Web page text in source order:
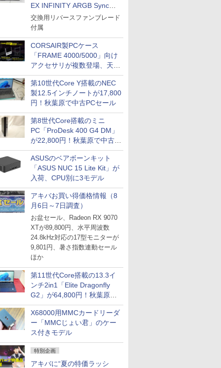
EX INFINITY ARGB Sync」
に単品パッケージ
交換用リバースファンブレード
付属
CORSAIR製PCケース
「FRAME 4000/5000」向け
アクセサリが複数登場、天然
木製パネルや背面コネクタ対
応トレイなど
第10世代Core Y搭載のNEC
製12.5インチノートが17,800
円！秋葉原で中古PCセール
第8世代Core搭載のミニ
PC「ProDesk 400 G4 DM」
が22,800円！秋葉原で中古
PCセール
ASUSのベアボーンキット
「ASUS NUC 15 Lite Kit」が
入荷、CPU別に3モデル
アキバお買い得価格情報（8
月6日～7日調査）
お盆セール、Radeon RX 9070
XTが89,800円、水平周波数
24.8kHz対応の17型モニターが
9,801円、暑さ指数連動セール
ほか
第11世代Core搭載の13.3イ
ンチ2in1「Elite Dragonfly
G2」が64,800円！秋葉原で
中古PCセール
X68000用MMCカードリーダ
ー「MMCじょい君」のケー
ス付きモデル
特別企画
アキバに“夏の特価ラッシ